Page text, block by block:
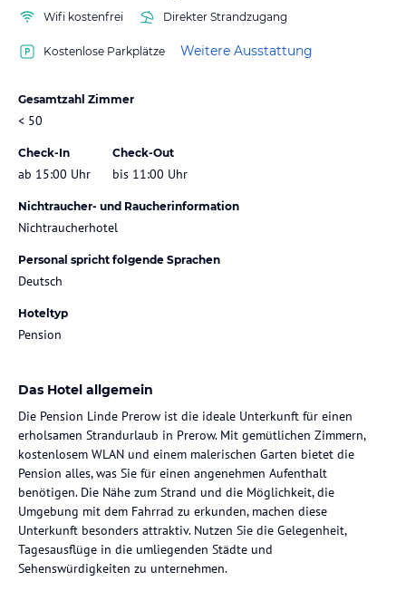
Wifi kostenfrei Direkter Strandzugang
Kostenlose Parkplätze Weitere Ausstattung
Gesamtzahl Zimmer
< 50
Check-In
ab 15:00 Uhr
Check-Out
bis 11:00 Uhr
Nichtraucher- und Raucherinformation
Nichtraucherhotel
Personal spricht folgende Sprachen
Deutsch
Hoteltyp
Pension
Das Hotel allgemein
Die Pension Linde Prerow ist die ideale Unterkunft für einen
erholsamen Strandurlaub in Prerow. Mit gemütlichen Zimmern,
kostenlosem WLAN und einem malerischen Garten bietet die
Pension alles, was Sie für einen angenehmen Aufenthalt
benötigen. Die Nähe zum Strand und die Möglichkeit, die
Umgebung mit dem Fahrrad zu erkunden, machen diese
Unterkunft besonders attraktiv. Nutzen Sie die Gelegenheit,
Tagesausflüge in die umliegenden Städte und
Sehenswürdigkeiten zu unternehmen.